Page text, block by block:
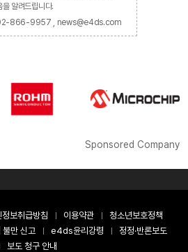
알려드립니다.
02-866-9957 , news@e4ds.com
Sponsored Company
정보취급방침 이용약관
청소년보호정책
불만 신고 e4ds윤리강령
정정·반론보도
보도 청구 안내